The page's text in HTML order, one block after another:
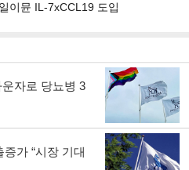
이뮨 IL-7xCCL19 도입
자로 당뇨병 3
증가 “시장 기대